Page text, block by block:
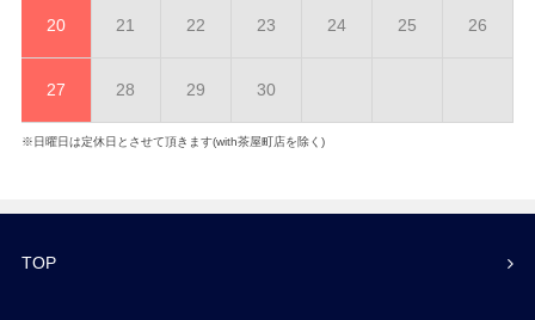
20 21 22 23 24 25 26
27 28 29 30
※日曜日は定休日とさせて頂きます(with茶屋町店を除く)
TOP